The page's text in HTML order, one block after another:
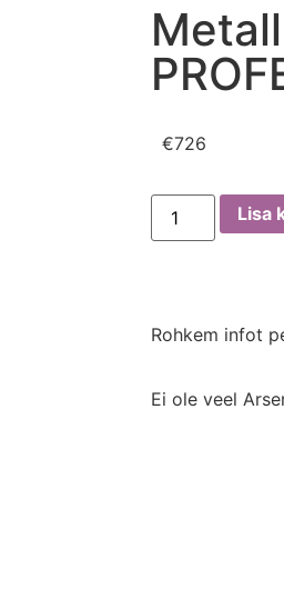
€726
Lisa
Rohkem infot
Ei ole veel